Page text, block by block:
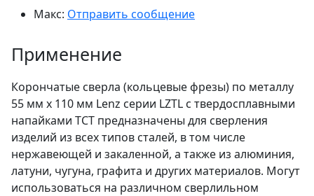
Макс: Отправить сообщение
Применение
Корончатые сверла (кольцевые фрезы) по металлу
55 мм х 110 мм Lenz серии LZTL с твердосплавными
напайками TCT предназначены для сверления
изделий из всех типов сталей, в том числе
нержавеющей и закаленной, а также из алюминия,
латуни, чугуна, графита и других материалов. Могут
использоваться на различном сверлильном